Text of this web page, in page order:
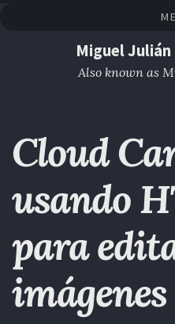
Miguel
Also known as
Cloud
usando
para